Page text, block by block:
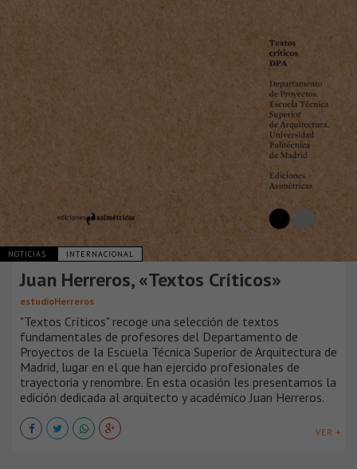
NOTICIAS INTERNACIONAL
Juan Herreros, «Textos Críticos»
estudioHerreros
"Textos Críticos" recoge una selección de textos
fundamentales de profesores del Departamento de
Proyectos de la Escuela Técnica Superior de Arquitectura de
Madrid, lugar en el que han ejercido profesionales de
trayectoria y renombre. En esta ocasión les presentamos la
edición dedicada al arquitecto y académico Juan Herreros.
VER +